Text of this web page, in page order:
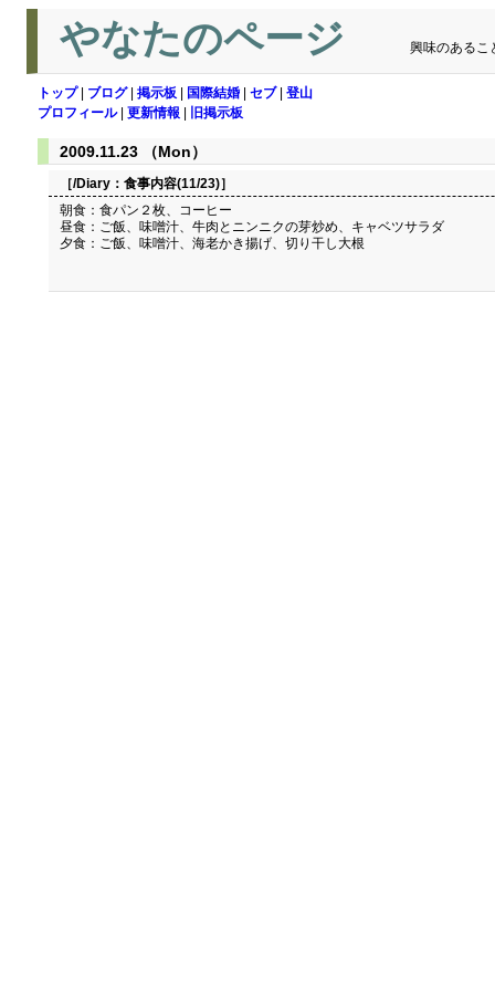
やなたのページ 興味のあるこ
トップ| ブログ| 掲示板 国際結婚 セブ| 登山
プロフィール| 更新情報 旧掲示板
2009.11.23 （Mon）
［/Diary： 食事内容(11/23)］
朝食：食パン２枚、コーヒー
昼食：ご飯、味噌汁、牛肉とニンニクの芽炒め、キャベツサラダ
夕食：ご飯、味噌汁、海老かき揚げ、切り干し大根